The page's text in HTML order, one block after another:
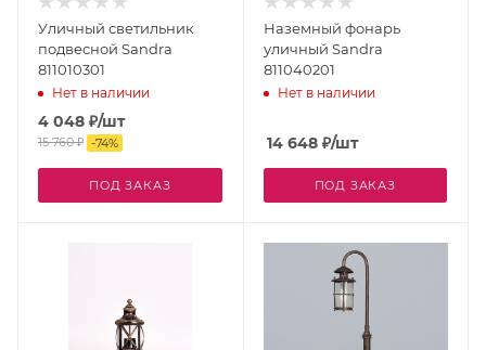
Уличный светильник
подвесной Sandra
811010301
Нет в наличии
4 048 ₽/шт
15 760₽ -74%
ПОД ЗАКАЗ
Наземный фонарь
уличный Sandra
811040201
Нет в наличии
14 648₽/шт
ПОД ЗАКАЗ